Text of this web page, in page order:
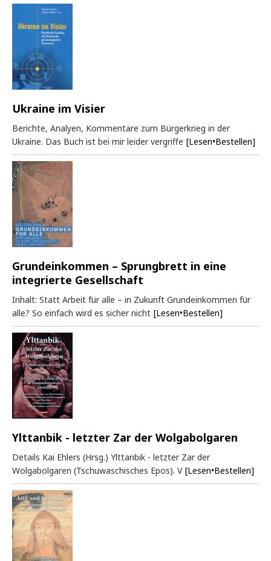
Ukraine im Visier
Berichte, Analyen, Kommentare zum Bürgerkrieg in der
Ukraine. Das Buch ist bei mir leider vergriffe [Lesen•Bestellen]
Grundeinkommen – Sprungbrett in eine
integrierte Gesellschaft
Inhalt: Statt Arbeit für alle – in Zukunft Grundeinkommen für
alle? So einfach wird es sicher nicht [Lesen•Bestellen]
Ylttanbik - letzter Zar der Wolgabolgaren
Details Kai Ehlers (Hrsg.) Ylttanbik - letzter Zar der
Wolgabolgaren (Tschuwaschisches Epos). V [Lesen•Bestellen]